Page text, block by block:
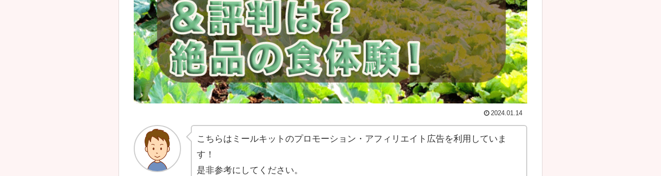
2024.01.14
こちらはミールキットのプロモーション・アフィリエイト広告を利用していま
す！
是非参考にしてください。